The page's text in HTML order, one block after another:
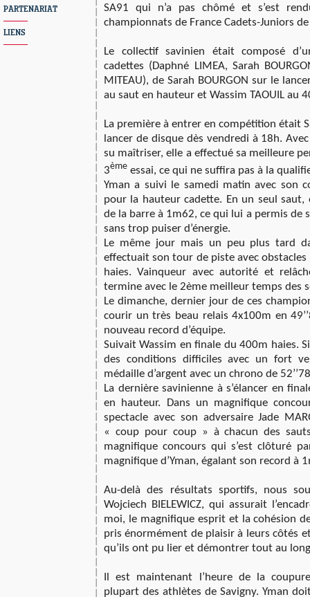
PARTENARIAT
LIENS
SA91 qui n’a pas chômé et s’est
championnats de France Cadets-Juniors
Le collectif savinien était composé
cadettes (Daphné LIMEA, Sarah
MITEAU), de Sarah BOURGON sur le
au saut en hauteur et Wassim TAOUIL au
La première à entrer en compétition était
lancer de disque dès vendredi à 18h.
su maîtriser, elle a effectué sa meilleure
3ème essai, ce qui ne suffira pas à la
Yman a suivi le samedi matin avec son
pour la hauteur cadette. En un seul saut,
de la barre à 1m62, ce qui lui a permis de
sans trop puiser d’énergie.
Le même jour mais un peu plus tard
effectuait son tour de piste avec
haies. Vainqueur avec autorité et
termine avec le 2ème meilleur temps des
Le dimanche, dernier jour de ces
courir un très beau relais 4x100m en
nouveau record d’équipe.
Suivait Wassim en finale du 400m haies.
des conditions difficiles avec un fort
médaille d’argent avec un chrono de
La dernière savinienne à s’élancer en
en hauteur. Dans un magnifique
spectacle avec son adversaire Jade
« coup pour coup » à chacun des
magnifique concours qui s’est clôturé
magnifique d’Yman, égalant son record à
Au-delà des résultats sportifs, nous
Wojciech BIELEWICZ, qui assurait
moi, le magnifique esprit et la cohésion
pris énormément de plaisir à leurs côtés
qu’ils ont pu lier et démontrer tout au
Il est maintenant l’heure de la
plupart des athlètes de Savigny. Yman